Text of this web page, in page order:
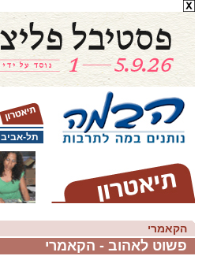
תל-אביב
הקאמרי
פשוט לאהוב - הקאמרי